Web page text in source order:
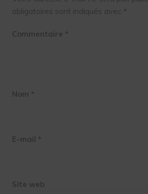
obligatoires sont indiqués avec *
Commentaire *
Nom *
E-mail *
Site web